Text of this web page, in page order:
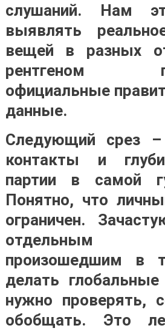
слушаний. Нам
выявлять
вещей в разных
рентгеном
официальные
данные.
Следующий срез
контакты и
партии в самой
Понятно, что
ограничен.
отдельным
произошедшим в
делать
нужно проверять,
обобщать. Это